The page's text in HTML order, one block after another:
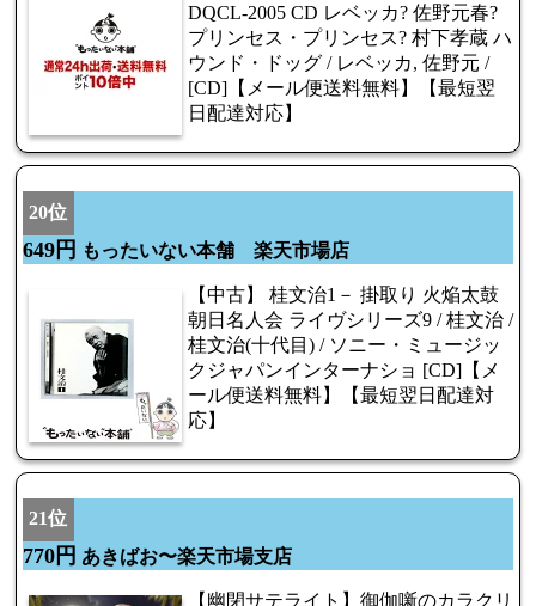
DQCL-2005 CD レベッカ? 佐野元春?
プリンセス・プリンセス? 村下孝蔵 ハ
ウンド・ドッグ / レベッカ, 佐野元 /
[CD]【メール便送料無料】【最短翌
日配達対応】
20位
649円 もったいない本舗 楽天市場店
【中古】 桂文治1－ 掛取り 火焔太鼓
朝日名人会 ライヴシリーズ9 / 桂文治 /
桂文治(十代目) / ソニー・ミュージッ
クジャパンインターナショ [CD]【メ
ール便送料無料】【最短翌日配達対
応】
21位
770円 あきばお〜楽天市場支店
【幽閉サテライト】御伽噺のカラクリ